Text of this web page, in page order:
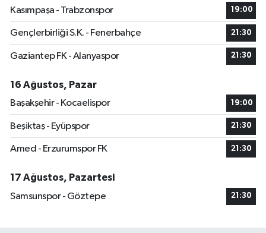
Kasımpaşa - Trabzonspor 19:00
Gençlerbirliği S.K. - Fenerbahçe 21:30
Gaziantep FK - Alanyaspor 21:30
16 Ağustos, Pazar
Başakşehir - Kocaelispor
19:00
Beşiktaş - Eyüpspor 21:30
Amed - Erzurumspor FK 21:30
17 Ağustos, Pazartesi
Samsunspor - Göztepe
21:30